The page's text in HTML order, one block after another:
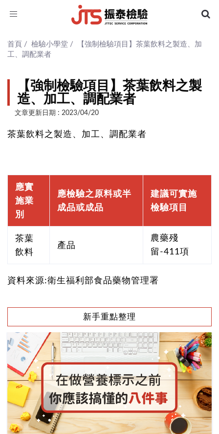
Toggle
首頁 / 檢驗小學堂 /
【強制檢驗項目】茶葉飲料之製造、加
工、調配業者
【強制檢驗項目】茶葉飲料之製
造、加工、調配業者
文章更新日期 : 2023/04/20
茶葉飲料之製造、加工、調配業者
應實
施業
別
應檢驗之原料或半
成品或成品
建議可實施
檢驗項目
茶葉
飲料
產品
農藥殘
留-411項
資料來源:衛生福利部食品藥物管理署
新手重點整理